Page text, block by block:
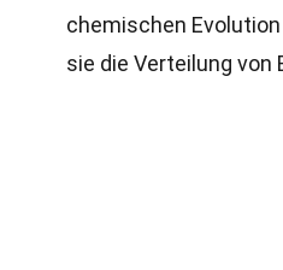
chemischen
sie die Verteilung